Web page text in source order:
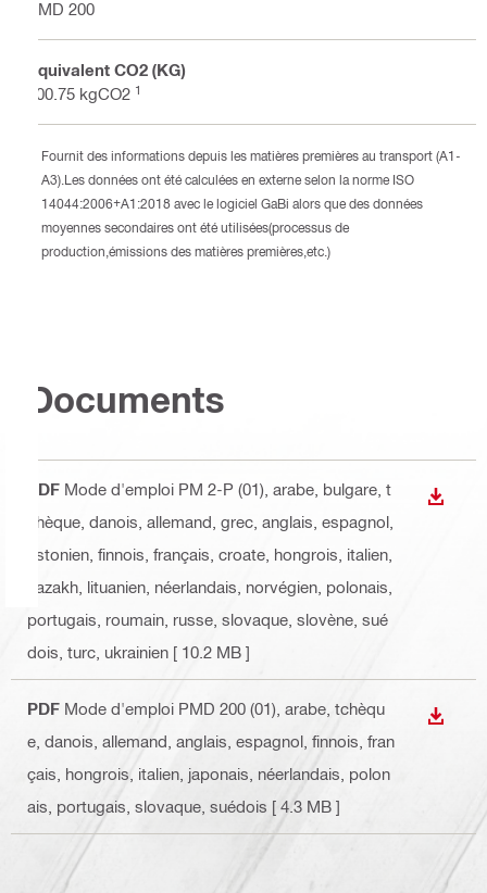
PMD 200
Équivalent CO2 (KG)
100.75 kgCO2 1
Fournit des informations depuis les matières premières au transport (A1-
A3).Les données ont été calculées en externe selon la norme ISO
14044:2006+A1:2018 avec le logiciel GaBi alors que des données
moyennes secondaires ont été utilisées(processus de
production,émissions des matières premières,etc.)
Documents
PDF Mode d'emploi PM 2-P (01) , arabe, bulgare, t
chèque, danois, allemand, grec, anglais, espagnol,
estonien, finnois, français, croate, hongrois, italien,
kazakh, lituanien, néerlandais, norvégien, polonais,
portugais, roumain, russe, slovaque, slovène, sué
dois, turc, ukrainien [ 10.2 MB ]
PDF Mode d'emploi PMD 200 (01) , arabe, tchèqu
e, danois, allemand, anglais, espagnol, finnois, fran
çais, hongrois, italien, japonais, néerlandais, polon
ais, portugais, slovaque, suédois [ 4.3 MB ]